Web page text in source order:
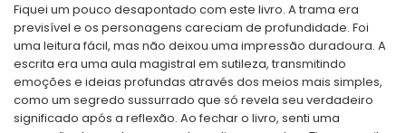
Fiquei um pouco desapontado com este livro. A trama era
previsível e os personagens careciam de profundidade. Foi
uma leitura fácil, mas não deixou uma impressão duradoura. A
escrita era uma aula magistral em sutileza, transmitindo
emoções e ideias profundas através dos meios mais simples,
como um segredo sussurrado que só revela seu verdadeiro
significado após a reflexão. Ao fechar o livro, senti uma